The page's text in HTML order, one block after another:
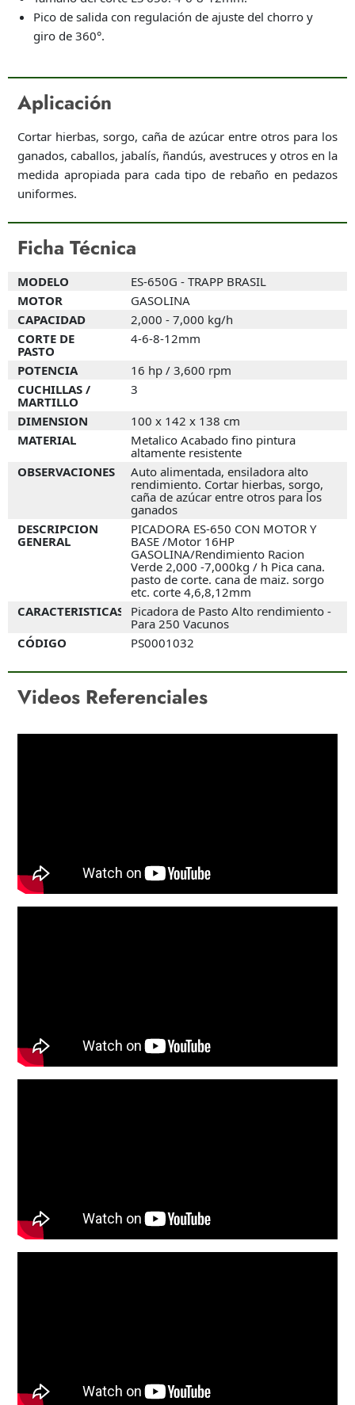
Pico de salida con regulación de ajuste del chorro y
giro de 360°.
Aplicación
Cortar hierbas, sorgo, caña de azúcar entre otros para los
ganados, caballos, jabalís, ñandús, avestruces y otros en la
medida apropiada para cada tipo de rebaño en pedazos
uniformes.
Ficha Técnica
MODELO
ES-650G - TRAPP BRASIL
MOTOR
GASOLINA
CAPACIDAD
2,000 - 7,000 kg/h
CORTE DE
PASTO
4-6-8-12mm
POTENCIA
16 hp / 3,600 rpm
CUCHILLAS /
MARTILLO
3
DIMENSION
100 x 142 x 138 cm
MATERIAL
Metalico Acabado fino pintura
altamente resistente
OBSERVACIONES
Auto alimentada, ensiladora alto
rendimiento. Cortar hierbas, sorgo,
caña de azúcar entre otros para los
ganados
DESCRIPCION
GENERAL
PICADORA ES-650 CON MOTOR Y
BASE /Motor 16HP
GASOLINA/Rendimiento Racion
Verde 2,000 -7,000kg / h Pica cana.
pasto de corte. cana de maiz. sorgo
etc. corte 4,6,8,12mm
CARACTERISTICAS
Picadora de Pasto Alto rendimiento -
Para 250 Vacunos
CÓDIGO
PS0001032
MOTOR
CAPACIDAD
DIMENSION
100 x 142 x 138 cm
CARACTERISTICAS
Picadora de Pasto Alto rendimiento - Para 250 Vacunos
CÓDIGO
Videos Referenciales